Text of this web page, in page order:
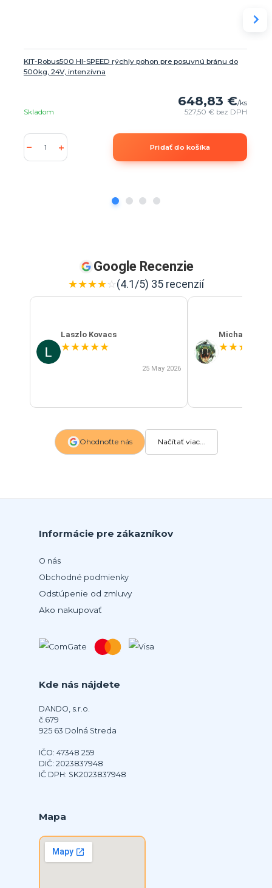
KIT-Robus500 HI-SPEED rýchly pohon pre posuvnú bránu do
500kg, 24V, intenzívna
648,83 €/ks
527,50 € bez DPH
Skladom
Pridať do košíka
Google Recenzie
★★★★☆(4.1/5) 35 recenzií
Laszlo Kovacs
★★★★★
25 May 2026
Michal Szabo
★★★
Ohodnoťte nás Načítať viac...
Informácie pre zákazníkov
O nás
Obchodné podmienky
Odstúpenie od zmluvy
Ako nakupovať
Kde nás nájdete
DANDO, s.r.o.
č.679
925 63 Dolná Streda
IČO: 47348 259
DIČ: 2023837948
IČ DPH: SK2023837948
Mapa